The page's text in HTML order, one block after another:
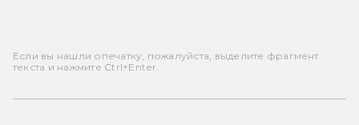
Если вы нашли опечатку, пожалуйста, выделите фрагмент
текста и нажмите Ctrl+Enter.